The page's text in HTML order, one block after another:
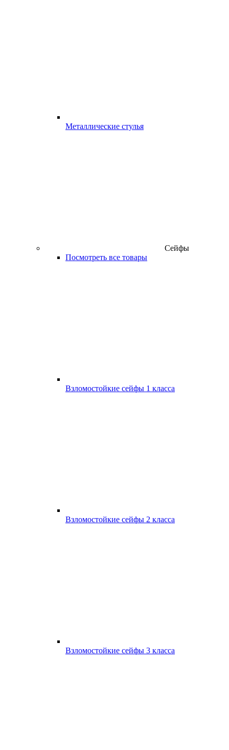
Металлические стулья
Сейфы
Посмотреть все товары
Взломостойкие сейфы 1 класса
Взломостойкие сейфы 2 класса
Взломостойкие сейфы 3 класса